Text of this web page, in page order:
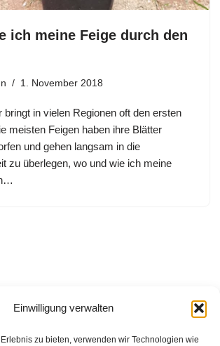
Einwilligung verwalten
zu bieten, verwenden wir Technologien wie
ich meine Feige durch den
1. November 2018
bringt in vielen Regionen oft den ersten
meisten Feigen haben ihre Blätter
und gehen langsam in die
zu überlegen, wo und wie ich meine
Impressum